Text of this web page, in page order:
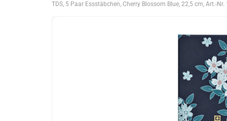
TDS, 5 Paar Essstäbchen, Cherry Blossom Blue, 22,5 cm, Art.-Nr.